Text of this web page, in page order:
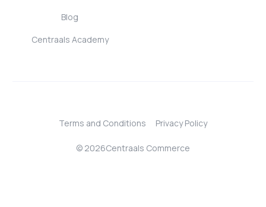
Blog
Centraals Academy
© 2026Centraals Commerce
Terms and Conditions Privacy Policy